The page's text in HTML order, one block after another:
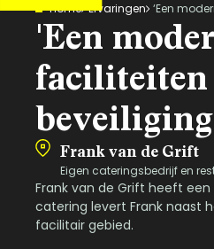
Bekijk alle locaties
Top locaties
Drenthe
Flevoland
Friesland
Gelderland
Groningen
Huren
Opslagruimte
Veilig opgeslagen en 24/7
Wij zijn GaragePark
Meer dan 57 locaties in
Home Ervaringen ‘Een
'Een
faciliteiten
Frank van de Grift
Eigen cateringsbedrijf en
Frank van de Grift heeft een
catering levert Frank naast
facilitair gebied.